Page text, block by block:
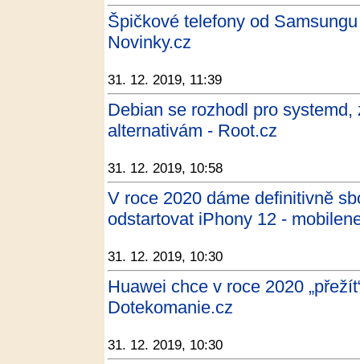
Špičkové telefony od
Novinky.cz
31. 12. 2019, 11:39
Debian se rozhodl pro
alternativám - Root.cz
31. 12. 2019, 10:58
V roce 2020 dáme definitivně
odstartovat iPhony 12 -
31. 12. 2019, 10:30
Huawei chce v roce 2020
Dotekomanie.cz
31. 12. 2019, 10:30